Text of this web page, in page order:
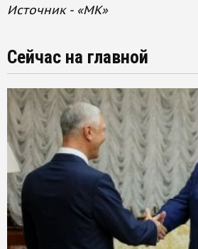
Источник - «МК»
Сейчас на главной